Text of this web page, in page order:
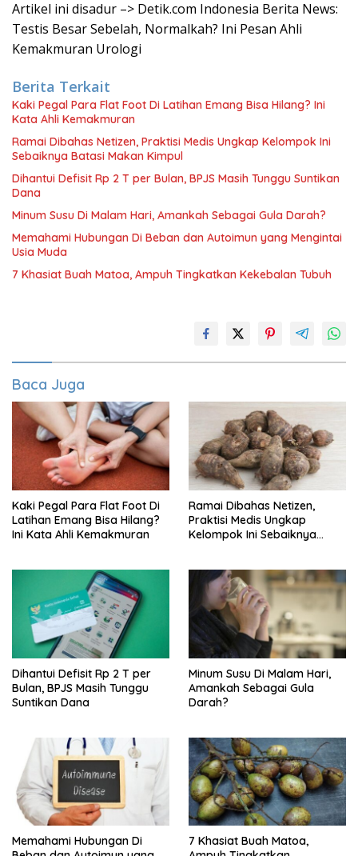
Artikel ini disadur –> Detik.com Indonesia Berita News:
Testis Besar Sebelah, Normalkah? Ini Pesan Ahli
Kemakmuran Urologi
Berita Terkait
Kaki Pegal Para Flat Foot Di Latihan Emang Bisa Hilang? Ini
Kata Ahli Kemakmuran
Ramai Dibahas Netizen, Praktisi Medis Ungkap Kelompok Ini
Sebaiknya Batasi Makan Kimpul
Dihantui Defisit Rp 2 T per Bulan, BPJS Masih Tunggu Suntikan
Dana
Minum Susu Di Malam Hari, Amankah Sebagai Gula Darah?
Memahami Hubungan Di Beban dan Autoimun yang Mengintai
Usia Muda
7 Khasiat Buah Matoa, Ampuh Tingkatkan Kekebalan Tubuh
Baca Juga
Kaki Pegal Para Flat Foot Di
Latihan Emang Bisa Hilang?
Ini Kata Ahli Kemakmuran
Ramai Dibahas Netizen,
Praktisi Medis Ungkap
Kelompok Ini Sebaiknya
Dihantui Defisit Rp 2 T per
Bulan, BPJS Masih Tunggu
Suntikan Dana
Minum Susu Di Malam Hari,
Amankah Sebagai Gula
Darah?
Memahami Hubungan Di
7 Khasiat Buah Matoa,